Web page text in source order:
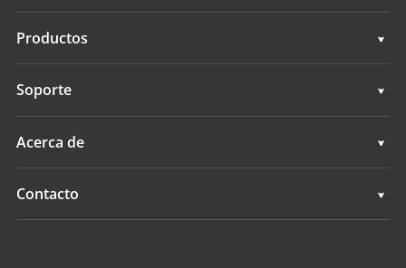
Soluciones
Productos
Sistemas de dirección automática
Sistemas de nivelación de terrenos
Soporte
Soporte
Acerca de
Descripción general
Contacto